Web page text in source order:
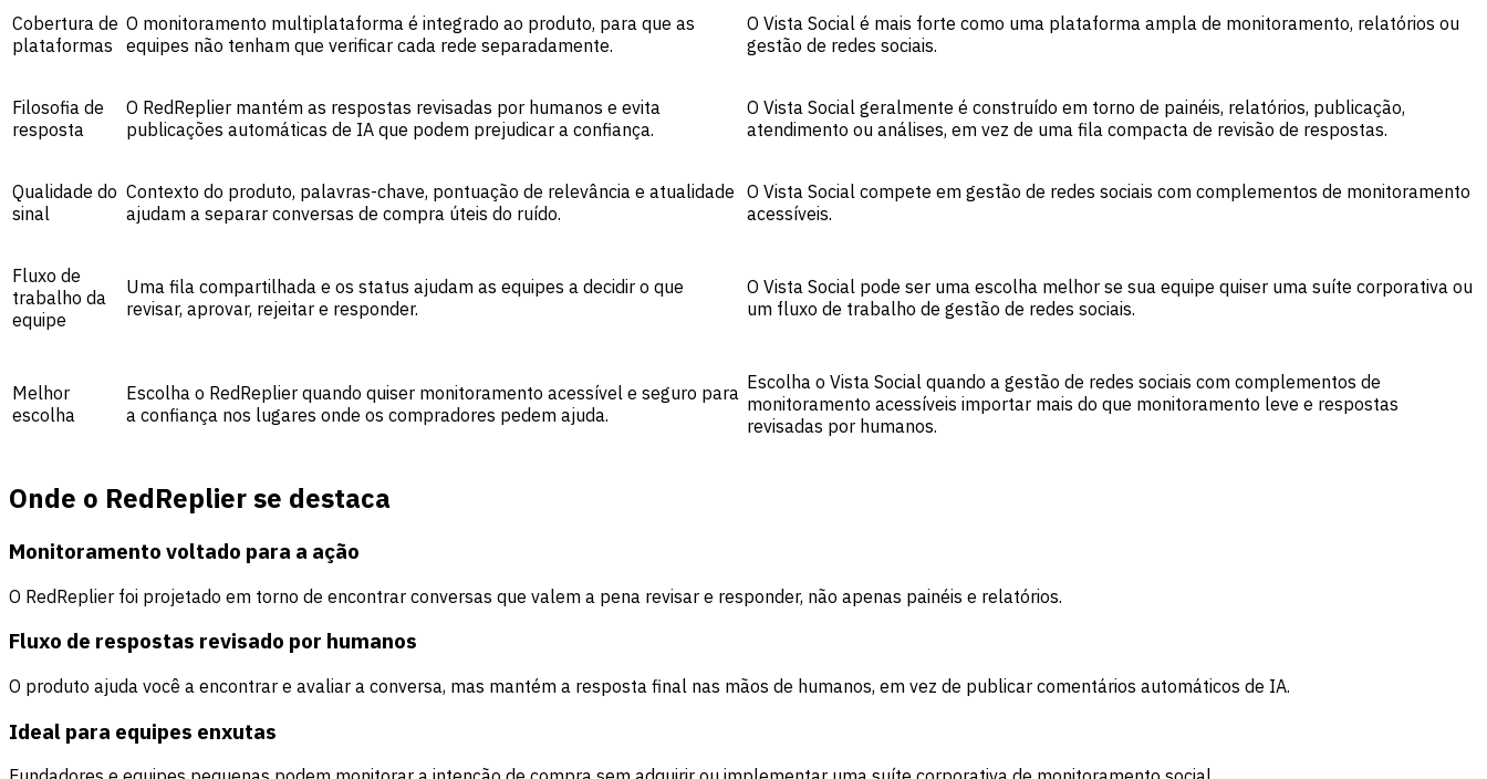
Cobertura de
plataformas
O monitoramento multiplataforma é integrado ao produto, para que as
equipes não tenham que verificar cada rede separadamente.
O Vista Social é mais forte como uma plataforma ampla de monitoramento, relatórios ou
gestão de redes sociais.
Filosofia de
resposta
O RedReplier mantém as respostas revisadas por humanos e evita
publicações automáticas de IA que podem prejudicar a confiança.
O Vista Social geralmente é construído em torno de painéis, relatórios, publicação,
atendimento ou análises, em vez de uma fila compacta de revisão de respostas.
Qualidade do
sinal
Contexto do produto, palavras-chave, pontuação de relevância e atualidade
ajudam a separar conversas de compra úteis do ruído.
O Vista Social compete em gestão de redes sociais com complementos de monitoramento
acessíveis.
Fluxo de
trabalho da
equipe
Uma fila compartilhada e os status ajudam as equipes a decidir o que
revisar, aprovar, rejeitar e responder.
O Vista Social pode ser uma escolha melhor se sua equipe quiser uma suíte corporativa ou
um fluxo de trabalho de gestão de redes sociais.
Melhor
escolha
Escolha o RedReplier quando quiser monitoramento acessível e seguro para
a confiança nos lugares onde os compradores pedem ajuda.
Escolha o Vista Social quando a gestão de redes sociais com complementos de
monitoramento acessíveis importar mais do que monitoramento leve e respostas
revisadas por humanos.
Onde o RedReplier se destaca
Monitoramento voltado para a ação
O RedReplier foi projetado em torno de encontrar conversas que valem a pena revisar e responder, não apenas painéis e relatórios.
Fluxo de respostas revisado por humanos
O produto ajuda você a encontrar e avaliar a conversa, mas mantém a resposta final nas mãos de humanos, em vez de publicar comentários automáticos de IA.
Ideal para equipes enxutas